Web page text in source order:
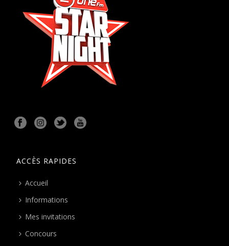
ACCÈS RAPIDES
Accueil
Informations
Mes invitations
Concours